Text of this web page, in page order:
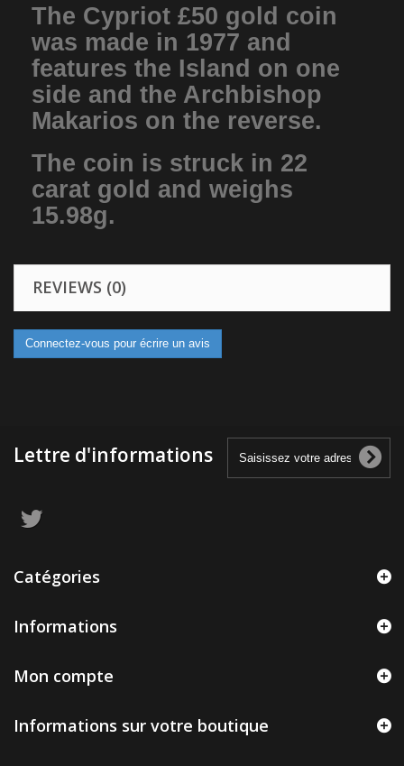
The Cypriot £50 gold coin
was made in 1977 and
features the Island on one
side and the Archbishop
Makarios on the reverse.
The coin is struck in 22
carat gold and weighs
15.98g.
REVIEWS (0)
Connectez-vous pour écrire un avis
Lettre d'informations
Catégories
Informations
Mon compte
Informations sur votre boutique